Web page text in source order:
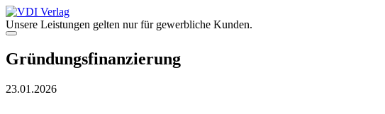
Zum
Inhalt
springen
Unsere Leistungen gelten nur für gewerbliche Kunden.
Menü
Gründungsfinanzierung
23.01.2026